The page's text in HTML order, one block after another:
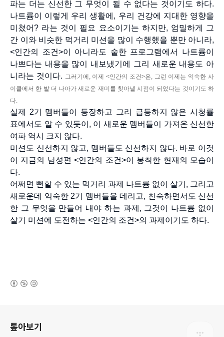
파는 더는 신선한 그 무엇이 될 수 없다는 것이기도 하다.
나트륨이 이렇게 우리 생활에, 우리 건강에 지대한 영향을
미쳤어? 라는 것이 필요 요소이기는 하지만, 엄밀하게 그
간 이와 비슷한 먹거리 미션을 많이 수행했을 뿐만 아니라,
<인간의 조건>이 아니라도 숱한 프로그램에서 나트륨이
나쁘다는 내용을 많이 내보냈기에 그리 새로운 내용도 아
니라는 것이다. 그러기에, 이제 <인간의 조건>은, 그런 이제는 익숙한 사
이클에서 한 발 더 나아가 새로운 재미를 찾아낼 시점이 되었다는 것이기도 하
다.
실제 2기 멤버들이 등장하고 그리 급등하지 않은 시청률
표에서도 알 수 있듯이, 이 새로운 멤버들이 가져온 신선한
여파 역시 크지 않다.
미션도 신선하지 않고, 멤버들도 신선하지 않다. 바로 이것
이 지금의 남성편 <인간의 조건>이 봉착한 현재의 모습이
다.
어쩌면 뻔할 수 있는 먹거리 과제 나트륨 없이 살기, 그리고
새로운데 익숙한 2기 멤버들을 데리고, 친숙하면서도 신선
한 그 무엇을 만들어 내야 하는 과제, 그것이 나트륨 없이
살기 미션에 도전하는 <인간의 조건>의 과제이기도 하다.
톺아보기